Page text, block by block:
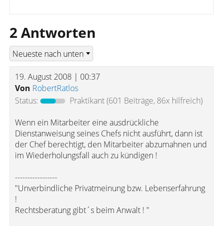
2 Antworten
19. August 2008 | 00:37
Von RobertRatlos
Status:
Praktikant(601 Beiträge, 86x hilfreich)
Wenn ein Mitarbeiter eine ausdrückliche
Dienstanweisung seines Chefs nicht ausführt, dann ist
der Chef berechtigt, den Mitarbeiter abzumahnen und
im Wiederholungsfall auch zu kündigen !
-----------------
"Unverbindliche Privatmeinung bzw. Lebenserfahrung
!
Rechtsberatung gibt´s beim Anwalt ! "